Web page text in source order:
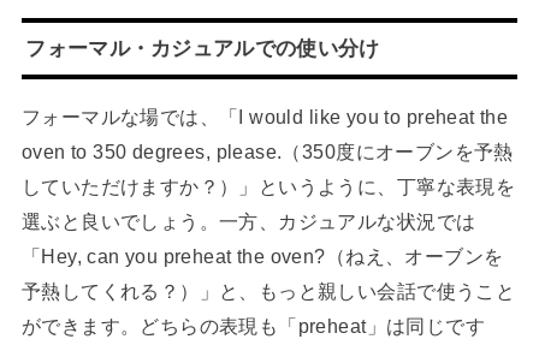
フォーマル・カジュアルでの使い分け
フォーマルな場では、「I would like you to preheat the
oven to 350 degrees, please.（350度にオーブンを予熱
していただけますか？）」というように、丁寧な表現を
選ぶと良いでしょう。一方、カジュアルな状況では
「Hey, can you preheat the oven?（ねえ、オーブンを
予熱してくれる？）」と、もっと親しい会話で使うこと
ができます。どちらの表現も「preheat」は同じです